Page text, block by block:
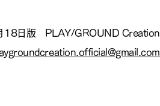
18日版 PLAY/GROUND Creation